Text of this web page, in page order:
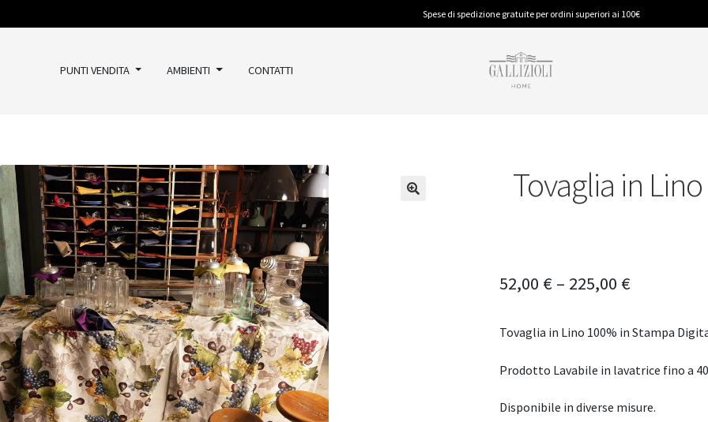
Spese di spedizione gratuite per ordini superiori ai 100€
PUNTI VENDITA AMBIENTI CONTATTI
TAPPETI
Classici
Kilim
Vintage
Moderni
Outlet
Pelli
PIUMINI E GUANCIALI CUCINA
Tovaglia in
52,00 € – 225,00 €
Tovaglia in Lino 100% in Stampa
Prodotto Lavabile in lavatrice fino a
Disponibile in diverse misure.